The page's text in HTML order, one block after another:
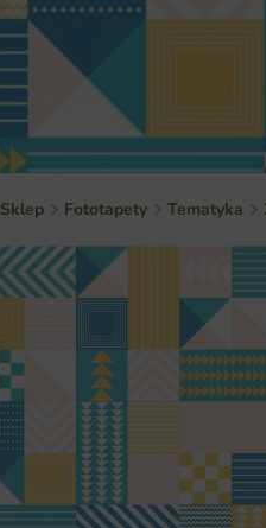
Sklep Fototapety Tematyka